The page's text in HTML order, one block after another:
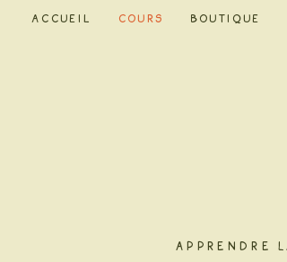
Accueil Cours Boutique
APPRENDRE